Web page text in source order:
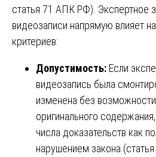
статья 71 АПК РФ). Экспертное
видеозаписи напрямую влияет
критериев:
Допустимость: Если
видеозапись была
изменена без
оригинального
числа доказательств как
нарушением закона